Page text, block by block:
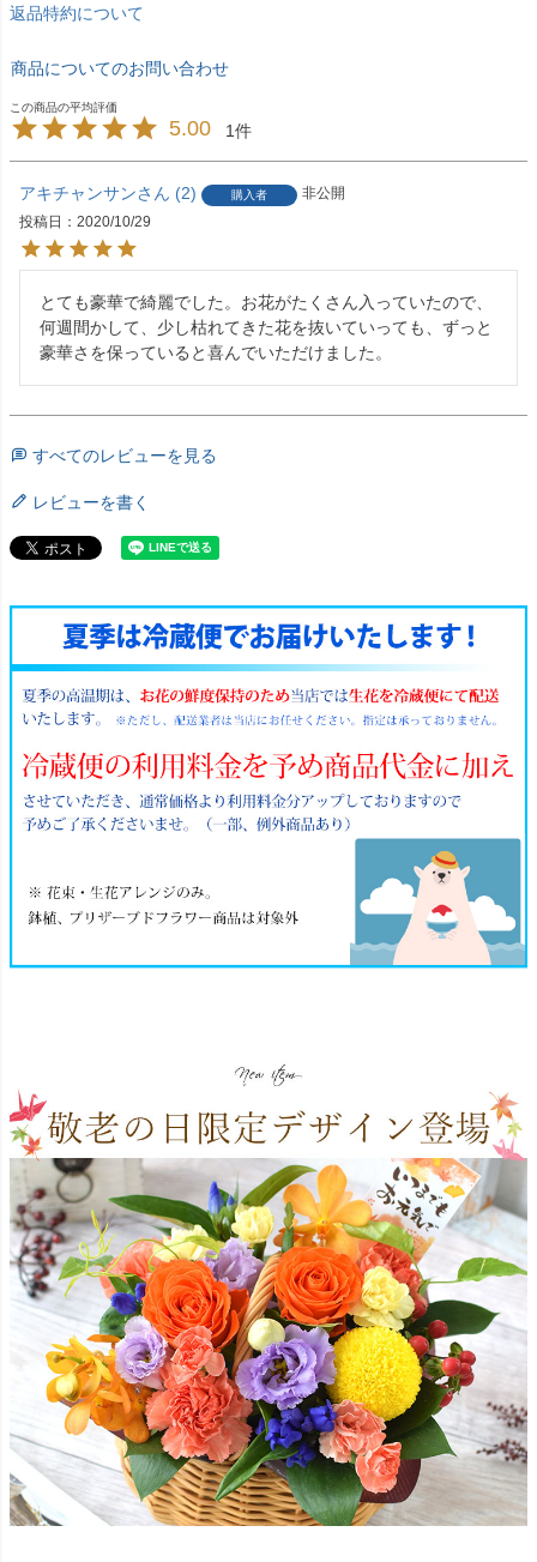
返品特約について
商品についてのお問い合わせ
5.00 1
アキチャンサン 2 購入者
非公開
投稿日
2020/10/29
とても豪華で綺麗でした。お花がたくさん入っていたので、
何週間かして、少し枯れてきた花を抜いていっても、ずっと
豪華さを保っていると喜んでいただけました。
すべてのレビューを見る
レビューを書く